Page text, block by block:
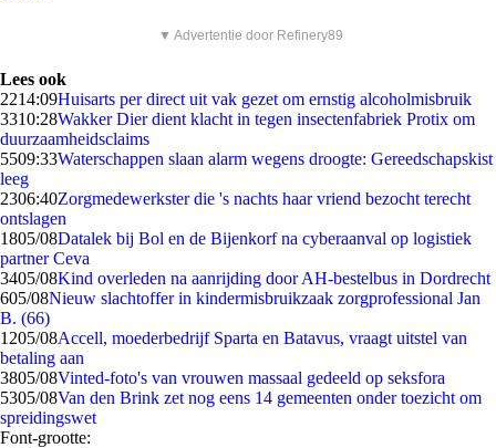
▼ Advertentie door Refinery89
Lees ook
2214:09Huisarts per direct uit vak gezet om ernstig alcoholmisbruik
3310:28Wakker Dier dient klacht in tegen insectenfabriek Protix om
duurzaamheidsclaims
5509:33Waterschappen slaan alarm wegens droogte: Gereedschapskist
leeg
2306:40Zorgmedewerkster die 's nachts haar vriend bezocht terecht
ontslagen
1805/08Datalek bij Bol en de Bijenkorf na cyberaanval op logistiek
partner Ceva
3405/08Kind overleden na aanrijding door AH-bestelbus in Dordrecht
605/08Nieuw slachtoffer in kindermisbruikzaak zorgprofessional Jan
B. (66)
1205/08Accell, moederbedrijf Sparta en Batavus, vraagt uitstel van
betaling aan
3805/08Vinted-foto's van vrouwen massaal gedeeld op seksfora
5305/08Van den Brink zet nog eens 14 gemeenten onder toezicht om
spreidingswet
Font-grootte: